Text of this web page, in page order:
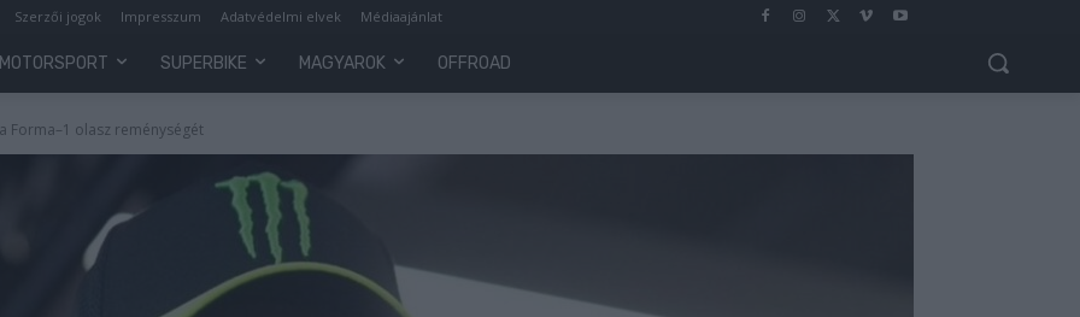
Szerzői jogok Impresszum Adatvédelmi elvek Médiaajánlat
MOTORSPORT SUPERBIKE MAGYAROK OFFROAD
Forma–1 olasz reménységét